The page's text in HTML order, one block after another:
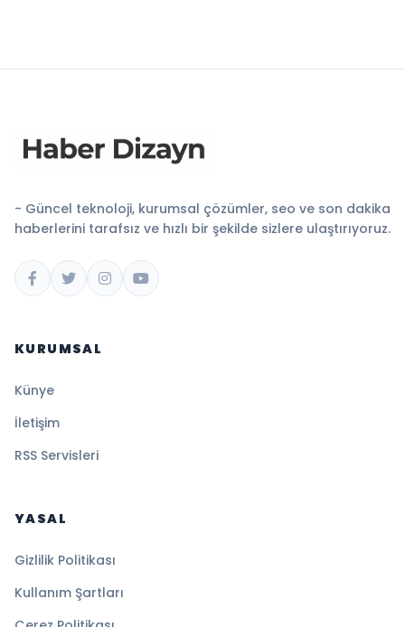
- Güncel teknoloji, kurumsal çözümler, seo ve son dakika
haberlerini tarafsız ve hızlı bir şekilde sizlere ulaştırıyoruz.
KURUMSAL
Künye
İletişim
RSS Servisleri
YASAL
Gizlilik Politikası
Kullanım Şartları